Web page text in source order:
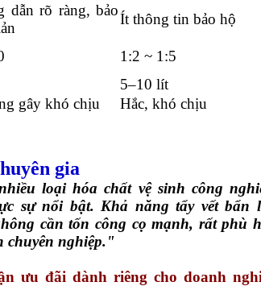
dẫn rõ ràng, bảo
Ít thông tin bảo hộ
1:2 ~ 1:5
5–10 lít
gây khó chịu Hắc, khó chịu
gia
loại hóa chất vệ sinh công
sự nổi bật. Khả năng tẩy vết bẩn
cần tốn công cọ mạnh, rất phù
chuyên nghiệp."
ưu đãi dành riêng cho doanh